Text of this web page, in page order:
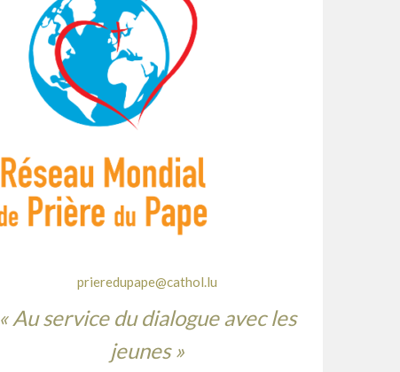
prieredupape@cathol.lu
« Au service du dialogue avec les
jeunes »